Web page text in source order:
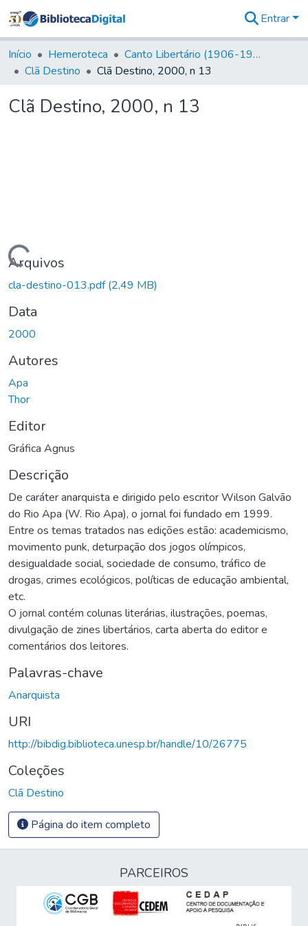
&
Coleções
Tudo na
Digital
Entrar
Início Hemeroteca
Canto Libertário (1906-1995)
Clã Destino
Clã Destino, 2000, n 13
Clã Destino, 2000, n 13
Carregando...
Arquivos
cla-destino-013.pdf(2,49 MB)
Data
2000
Autores
Apa
Thor
Editor
Gráfica Agnus
Descrição
De caráter anarquista e dirigido pelo escritor Wilson Galvão
do Rio Apa (W. Rio Apa), o jornal foi fundado em 1999.
Entre os temas tratados nas edições estão: academicismo,
movimento punk, deturpação dos jogos olímpicos,
desigualdade social, sociedade de consumo, tráfico de
drogas, crimes ecológicos, políticas de educação ambiental,
etc.
O jornal contém colunas literárias, ilustrações, poemas,
divulgação de zines libertários, carta aberta do editor e
comentários dos leitores.
Palavras-chave
Anarquista
URI
http://bibdig.biblioteca.unesp.br/handle/10/26775
Coleções
Clã Destino
Página do item completo
PARCEIROS